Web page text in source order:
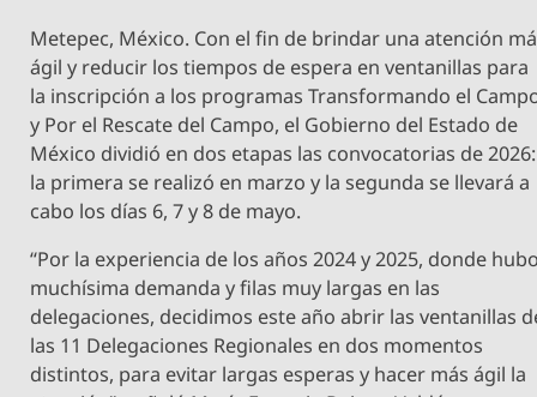
Metepec, México. Con el fin de brindar una atención
ágil y reducir los tiempos de espera en ventanillas para
la inscripción a los programas Transformando el
y Por el Rescate del Campo, el Gobierno del Estado de
México dividió en dos etapas las convocatorias de 2026:
la primera se realizó en marzo y la segunda se llevará a
cabo los días 6, 7 y 8 de mayo.
“Por la experiencia de los años 2024 y 2025, donde
muchísima demanda y filas muy largas en las
delegaciones, decidimos este año abrir las ventanillas
las 11 Delegaciones Regionales en dos momentos
distintos, para evitar largas esperas y hacer más ágil la